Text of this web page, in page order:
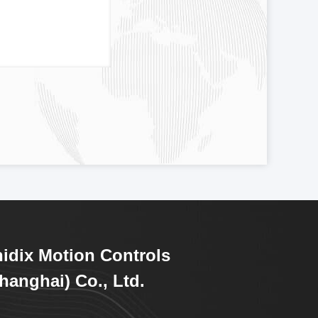
Motion Controls
Co., Ltd.